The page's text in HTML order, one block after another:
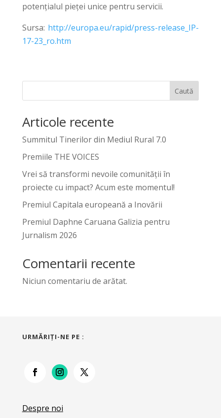
potențialul pieței unice pentru servicii.
Sursa: http://europa.eu/rapid/press-release_IP-
17-23_ro.htm
Caută
Articole recente
Summitul Tinerilor din Mediul Rural 7.0
Premiile THE VOICES
Vrei să transformi nevoile comunității în
proiecte cu impact? Acum este momentul!
Premiul Capitala europeană a Inovării
Premiul Daphne Caruana Galizia pentru
Jurnalism 2026
Comentarii recente
Niciun comentariu de arătat.
URMĂRIŢI-NE PE :
Despre noi